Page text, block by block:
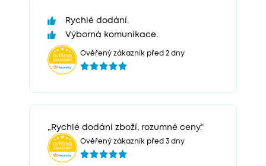
Rychlé dodání.
Výborná komunikace.
Ověřený zákazník před 2 dny
„Rychlé dodání zboží, rozumné ceny.“
Ověřený zákazník před 3 dny